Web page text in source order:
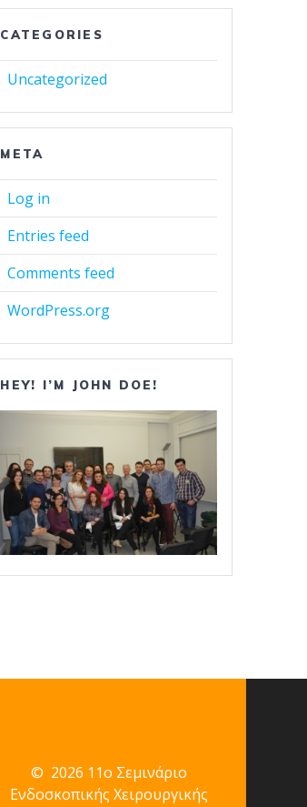
CATEGORIES
Uncategorized
META
Log in
Entries feed
Comments feed
WordPress.org
HEY! I’M JOHN DOE!
© 2026 11ο Σεμινάριο
Ενδοσκοπικής Χειρουργικής